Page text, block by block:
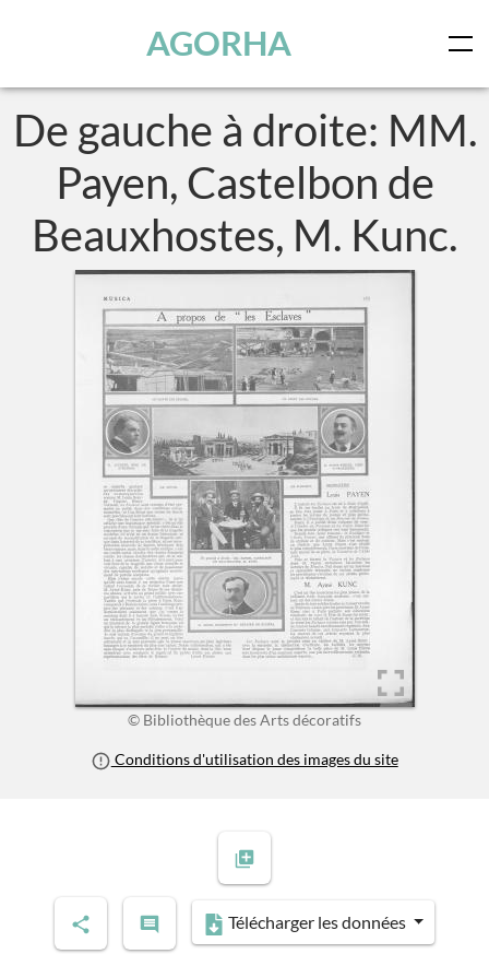
AGORHA
De gauche à droite: MM.
Payen, Castelbon de
Beauxhostes, M. Kunc.
© Bibliothèque des Arts décoratifs
Conditions d'utilisation des images du site
Télécharger les données